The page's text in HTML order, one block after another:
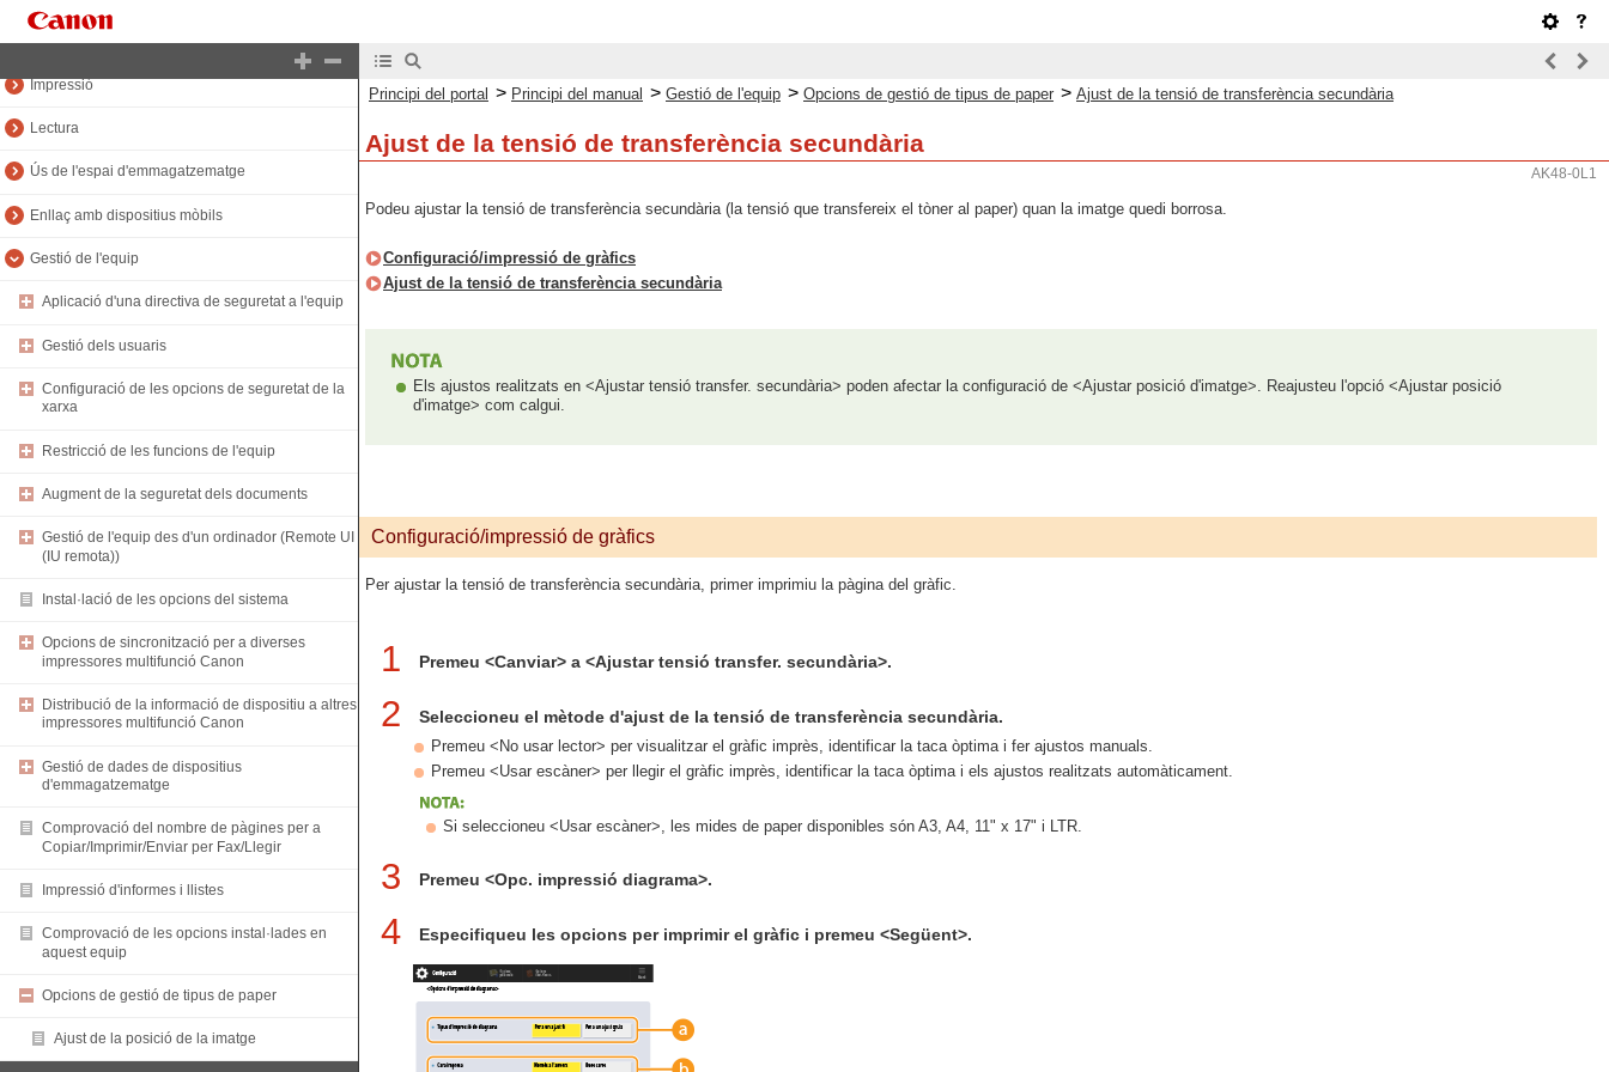
Enviament per fax
Impressió
Lectura
Ús de l'espai d'emmagatzematge
Enllaç amb dispositius mòbils
Gestió de l'equip
Aplicació d'una directiva de seguretat a l'equip
Gestió dels usuaris
Configuració de les opcions de seguretat de la
xarxa
Restricció de les funcions de l'equip
Augment de la seguretat dels documents
Gestió de l'equip des d'un ordinador (Remote UI
(IU remota))
Instal·lació de les opcions del sistema
Opcions de sincronització per a diverses
impressores multifunció Canon
Distribució de la informació de dispositiu a altres
impressores multifunció Canon
Gestió de dades de dispositius
d'emmagatzematge
Comprovació del nombre de pàgines per a
Copiar/Imprimir/Enviar per Fax/Llegir
Impressió d'informes i llistes
Comprovació de les opcions instal·lades en
aquest equip
Opcions de gestió de tipus de paper
Ajust de la posició de la imatge
Principi del portal > Principi del manual > Gestió de l'equip > Opcions de gestió de tipus de paper > Ajust de la tensió de transferència secundària
Ajust de la tensió de transferència secundària
AK48-0L1
Podeu ajustar la tensió de transferència secundària (la tensió que transfereix el tòner al paper) quan la imatge quedi borrosa.
Configuració/impressió de gràfics
Ajust de la tensió de transferència secundària
Els ajustos realitzats en <Ajustar tensió transfer. secundària> poden afectar la configuració de <Ajustar posició d'imatge>. Reajusteu l'opció <Ajustar posició
d'imatge> com calgui.
Configuració/impressió de gràfics
Per ajustar la tensió de transferència secundària, primer imprimiu la pàgina del gràfic.
1 Premeu <Canviar> a <Ajustar tensió transfer. secundària>.
2 Seleccioneu el mètode d'ajust de la tensió de transferència secundària.
Premeu <No usar lector> per visualitzar el gràfic imprès, identificar la taca òptima i fer ajustos manuals.
Premeu <Usar escàner> per llegir el gràfic imprès, identificar la taca òptima i els ajustos realitzats automàticament.
Si seleccioneu <Usar escàner>, les mides de paper disponibles són A3, A4, 11" x 17" i LTR.
3 Premeu <Opc. impressió diagrama>.
4 Especifiqueu les opcions per imprimir el gràfic i premeu <Següent>.